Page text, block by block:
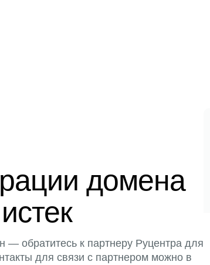
домена
— обратитесь к партнеру Руцентра для
для связи с партнером можно в